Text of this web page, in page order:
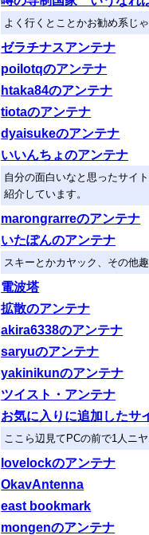
よく行くとことかお勧め系じゃ
ゼラチナスアンテナ
poilotqのアンテナ
htaka84のアンテナ
tiotaのアンテナ
dyaisukeのアンテナ
いいんちょのアンテナ
自分の面白いなと思ったサイ
紹介しています。
marongrarreのアンテナ
いたぽんのアンテナ
スキーとかカヤック、その他
電波塔
拡散のアンテナ
akira6338のアンテナ
saryuのアンテナ
yakinikunのアンテナ
ツイスト・アンテナ
お気に入りに追加したサ
ここら辺見てPCの前で1人ニ
lovelockのアンテナ
OkavAntenna
east bookmark
mongenのアンテナ